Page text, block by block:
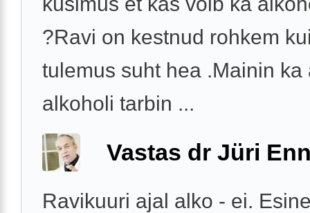
?Ravi on kestnud rohkem
tulemus suht hea .Mainin ka
alkoholi tarbin ...
Vastas dr Jüri
Ravikuuri ajal alko - ei.